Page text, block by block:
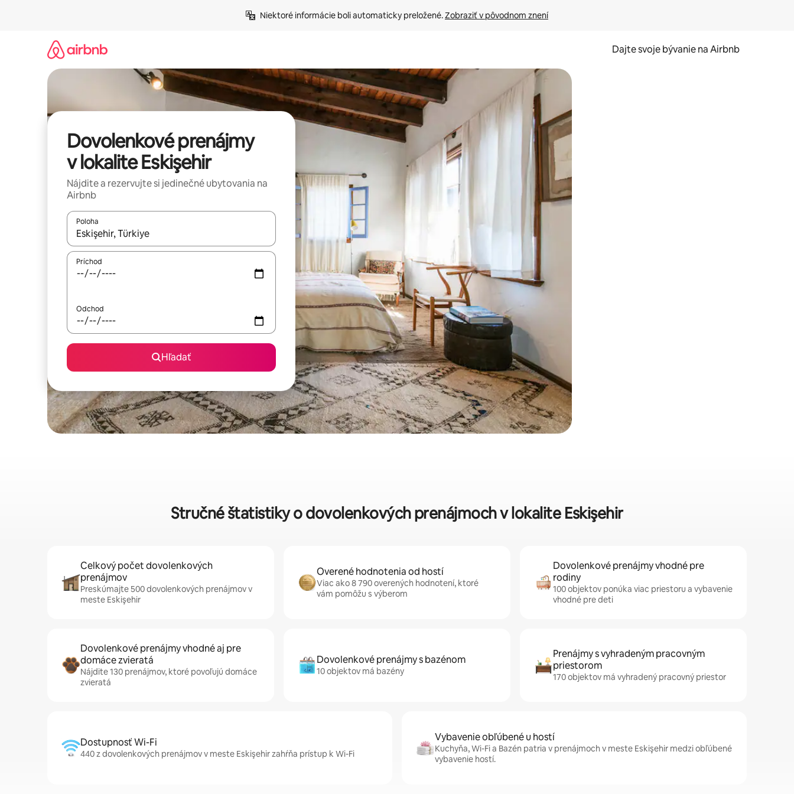
Niektoré informácie boli automaticky preložené. Zobraziť v pôvodnom znení
Dajte svoje bývanie na Airbnb
Dovolenkové prenájmy
v lokalite Eskişehir
Nájdite a rezervujte si jedinečné ubytovania na
Airbnb
Poloha
Keď budú výsledky k dispozícii, môžete si ich prechádzať pomocou klávesov so šípkami nahor a nadol alebo ich preskúmať pomocou dotykových gest či potiahnutia prstom.
Príchod
Odchod
Hľadať
Stručné štatistiky o dovolenkových prenájmoch v lokalite Eskişehir
Celkový počet dovolenkových
prenájmov
Preskúmajte 500 dovolenkových prenájmov v
meste Eskişehir
Overené hodnotenia od hostí
Viac ako 8 790 overených hodnotení, ktoré
vám pomôžu s výberom
Dovolenkové prenájmy vhodné pre
rodiny
100 objektov ponúka viac priestoru a vybavenie
vhodné pre deti
Dovolenkové prenájmy vhodné aj pre
domáce zvieratá
Nájdite 130 prenájmov, ktoré povoľujú domáce
zvieratá
Dovolenkové prenájmy s bazénom
10 objektov má bazény
Prenájmy s vyhradeným pracovným
priestorom
170 objektov má vyhradený pracovný priestor
Dostupnosť Wi-Fi
440 z dovolenkových prenájmov v meste Eskişehir zahŕňa prístup k Wi-Fi
Vybavenie obľúbené u hostí
Kuchyňa, Wi-Fi a Bazén patria v prenájmoch v meste Eskişehir medzi obľúbené
vybavenie hostí.